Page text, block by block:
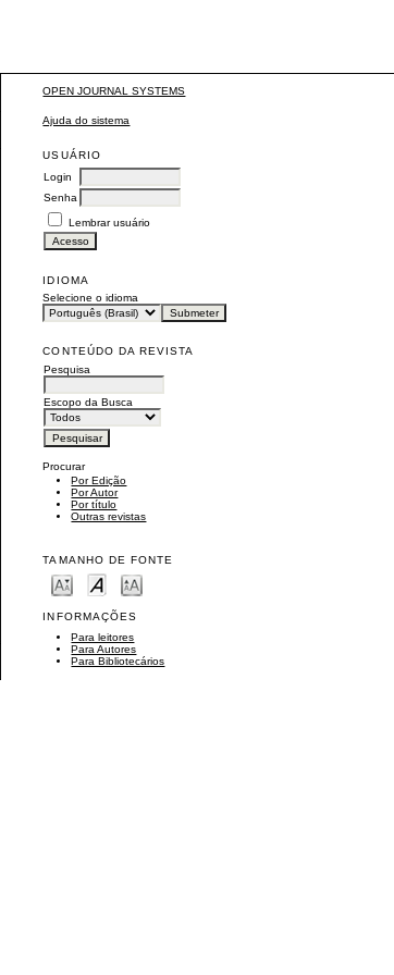
OPEN JOURNAL SYSTEMS
Ajuda do sistema
USUÁRIO
Login
Senha
Lembrar usuário
IDIOMA
Selecione o idioma
CONTEÚDO DA REVISTA
Pesquisa
Escopo da Busca
Procurar
Por Edição
Por Autor
Por título
Outras revistas
TAMANHO DE FONTE
INFORMAÇÕES
Para leitores
Para Autores
Para Bibliotecários